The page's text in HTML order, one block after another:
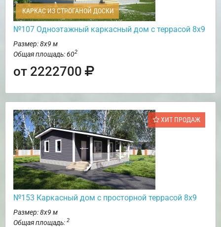
КАРКАС ИЗ СТРОГАНОЙ ДОСКИ
№107 Одноэтажный каркасный дом с террасой 8х9
Размер: 8х9 м
Общая площадь: 602
от 2222700
ХИТ ПРОДАЖ
№153 Каркасный дом с просторной террасой 8х9
Размер: 8х9 м
Общая площадь: 2